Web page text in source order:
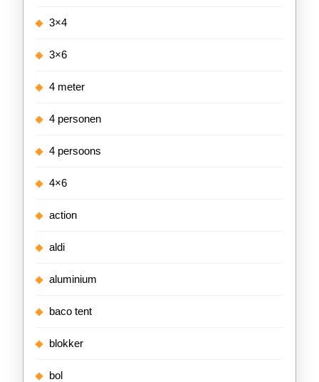
3×4
3×6
4 meter
4 personen
4 persoons
4×6
action
aldi
aluminium
baco tent
blokker
bol